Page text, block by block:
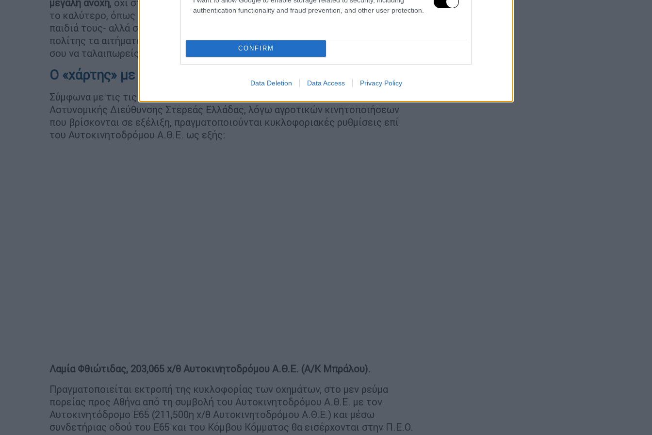
authentication functionality and fraud prevention, and other user protection.
CONFIRM
Data Deletion Data Access Privacy Policy
μεγάλη ανοχή, όχι στα αιτήματα και στις διεκδικήσεις- οι άνθρωποι αυτοί ζητάνε
το καλύτερο, όπως και κάθε επαγγελματική ομάδα για τους ίδιους και για τα
παιδιά τους- αλλά στις κινητοποιήσεις είναι άλλο πράγμα να στηρίζεις είτε ως
πολίτης τα αιτήματα ενός κλάδου και είναι άλλο πράγμα με τις κινητοποιήσεις
σου να ταλαιπωρείς τους συμπολίτες σου».
Ο «χάρτης» με τα μπλόκα και οι κυκλοφοριακές ρυθμίσεις
Σύμφωνα με τις τις Υπηρεσίες Τροχαίας της Γενικής Περιφερειακής
Αστυνομικής Διεύθυνσης Στερεάς Ελλάδας, λόγω αγροτικών κινητοποιήσεων
που βρίσκονται σε εξέλιξη, πραγματοποιούνται κυκλοφοριακές ρυθμίσεις επί
του Αυτοκινητοδρόμου Α.Θ.Ε. ως εξής:
Λαμία Φθιώτιδας, 203,065 χ/θ Αυτοκινητοδρόμου Α.Θ.Ε. (Α/Κ Μπράλου).
Πραγματοποιείται εκτροπή της κυκλοφορίας των οχημάτων, στο μεν ρεύμα
πορείας προς Αθήνα από τη συμβολή του Αυτοκινητοδρόμου Α.Θ.Ε. με τον
Αυτοκινητόδρομο Ε65 (211,500η χ/θ Αυτοκινητοδρόμου Α.Θ.Ε.) και μέσω
συνδετήριας οδού του Ε65 και του Κόμβου Κόμματος θα εισέρχονται στην Π.Ε.Ο.